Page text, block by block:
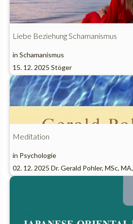
Liebe Beziehung Schamanismus
in Schamanismus
15. 12. 2025 Stöger
Meditation
in Psychologie
02. 12. 2025 Dr. Gerald Pohler, MSc, MA,